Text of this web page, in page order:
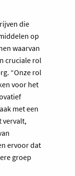
die
op
waarvan
cruciale rol
“Onze rol
voor het
met een
vervalt,
ervoor dat
groep